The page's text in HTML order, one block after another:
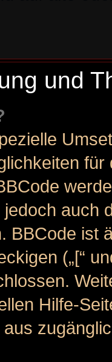
und
auch
BBCode ist
(„[“
Hilfe-